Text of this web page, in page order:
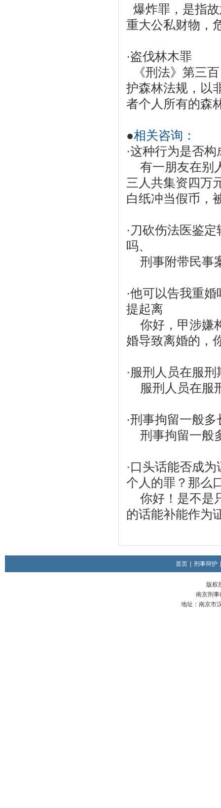
爆炸罪，是指
重大公私财物，
·盗伐林木罪
《刑法》第三
护森林法规，以
者个人所有的森
●相关咨询：
·这种行为是否构
有一朋友在别
三人共集资四万
白纸冲当假币，
·刀砍伤法医鉴
吗、
刑事附带民事
·他可以告我重
提起离
你好，甲涉嫌
婚导致离婚的，
·服刑人员在服
服刑人员在服
·刑事拘留一般多
刑事拘留一般
·口头话能否成
个人的罪？那么
你好！是不是
的话能补能作为
首页 刑事辩护
版权
南京刑
地址：南京市